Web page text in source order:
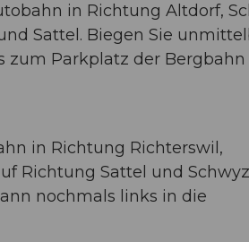
in Richtung Altdorf,
Sattel. Biegen Sie
zum Parkplatz der Bergbahn
in Richtung Richterswil,
Richtung Sattel und
nochmals links in die